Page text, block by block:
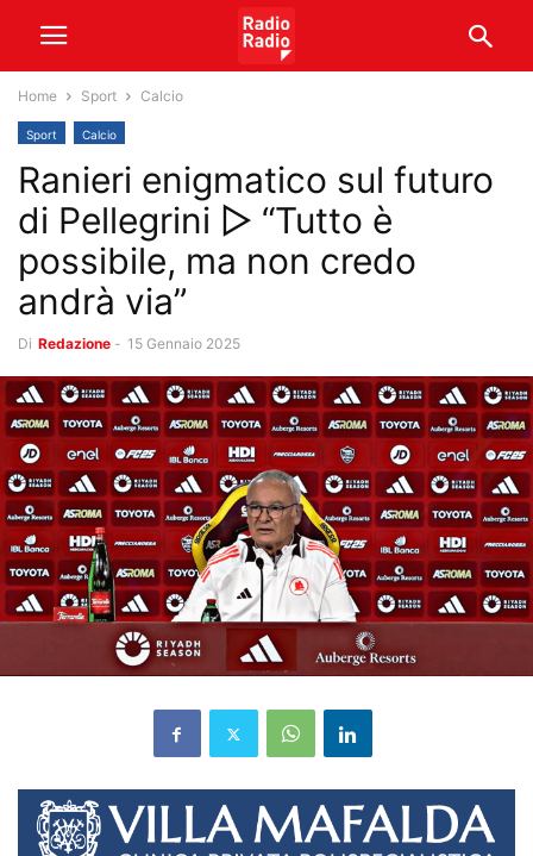
Home Sport Calcio
Sport Calcio
Ranieri enigmatico sul futuro
di Pellegrini ▷ “Tutto è
possibile, ma non credo
andrà via”
Di Redazione - 15 Gennaio 2025